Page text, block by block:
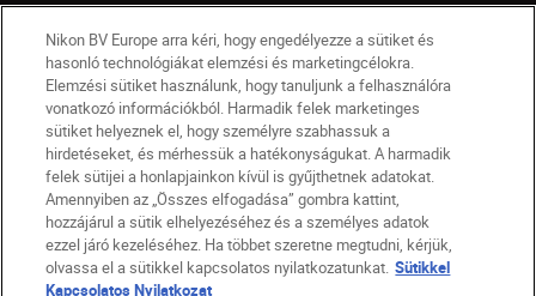
HU Nikon Sites
Lépjen kapcsolatba velünk
Adatvédelmi nyilatkozat
Jogi nyilatkozat
Nikon Store szerződési feltételek
Sütikkel kapcsolatos nyilatkozat
Akadálymentesség
Sütikre vonatkozó beállítások
© 2026 Nikon
Nikon BV Europe arra kéri, hogy engedélyezze a sütiket és
hasonló technológiákat elemzési és marketingcélokra.
Elemzési sütiket használunk, hogy tanuljunk a felhasználóra
vonatkozó információkból. Harmadik felek marketinges
sütiket helyeznek el, hogy személyre szabhassuk a
hirdetéseket, és mérhessük a hatékonyságukat. A harmadik
felek sütijei a honlapjainkon kívül is gyűjthetnek adatokat.
Amennyiben az „Összes elfogadása” gombra kattint,
hozzájárul a sütik elhelyezéséhez és a személyes adatok
ezzel járó kezeléséhez. Ha többet szeretne megtudni, kérjük,
olvassa el a sütikkel kapcsolatos nyilatkozatunkat. Sütikkel
Kapcsolatos Nyilatkozat